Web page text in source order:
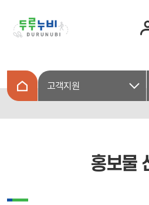
고객지원
홍보물